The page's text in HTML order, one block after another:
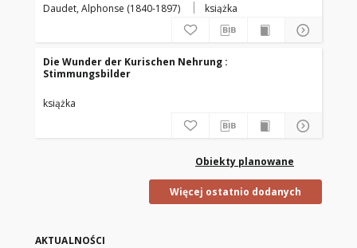
Daudet, Alphonse (1840-1897) książka
Die Wunder der Kurischen Nehrung :
Stimmungsbilder
książka
Obiekty planowane
Więcej ostatnio dodanych
AKTUALNOŚCI